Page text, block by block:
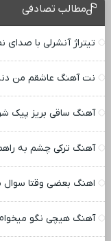
مطالب تصادفی
تیتراژ آنشرلی با صدای
نت آهنگ عاشقم من
آهنگ ساقی بریز پیک
آهنگ ترکی چشم به
اهنگ بعضی وقتا
آهنگ هیچی نگو